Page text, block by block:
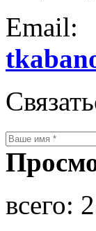
Email:
всего: